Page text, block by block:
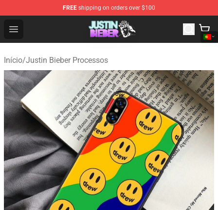
FREE shipping on orders over $100
Open menu
Justin Bieber Store - Official Justin Bieber Merchandise
Início/Justin Bieber Processos